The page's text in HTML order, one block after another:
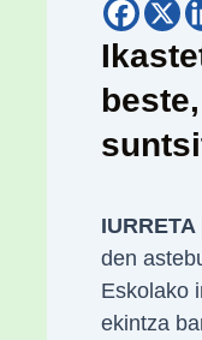
IURRETA |
den
Eskolako
ekintza